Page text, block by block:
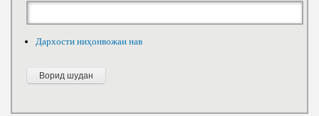
Дархости ниҳонвожаи нав